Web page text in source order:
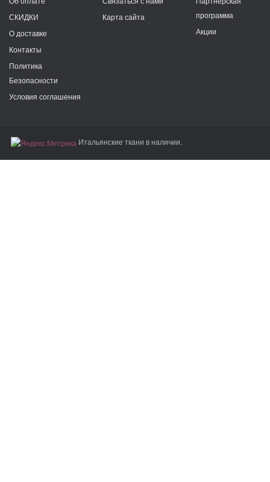
СКИДКИ
О доставке
Контакты
Политика
Безопасности
Условия соглашения
Карта сайта
программа
Акции
Итальянские ткани в наличии.